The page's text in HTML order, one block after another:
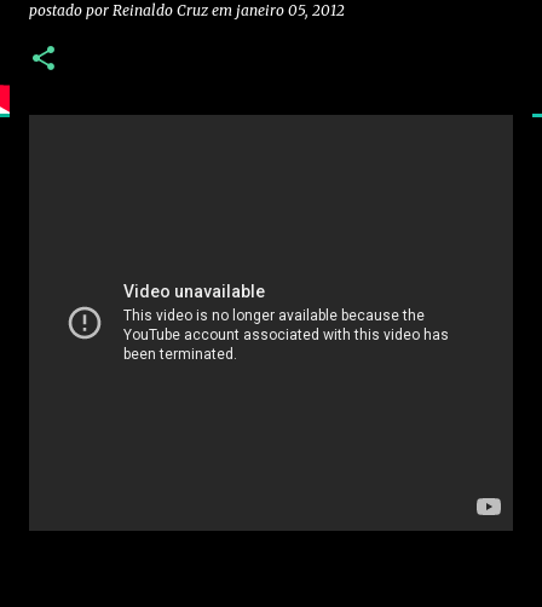
postado por Reinaldo Cruz em janeiro 05, 2012